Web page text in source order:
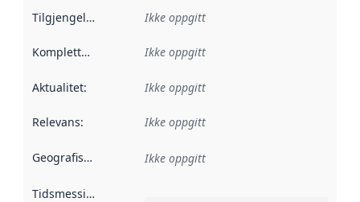
Tilgjengelighet Ikke oppgitt
Kompletthet Ikke oppgitt
Aktualitet: Ikke oppgitt
Relevans: Ikke oppgitt
Geografisk avgrensning :
Ikke oppgitt
Tidsmessig avgrensning